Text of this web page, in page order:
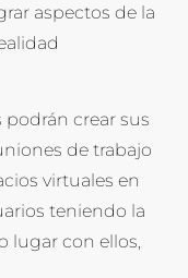
aspectos de la
podrán crear sus
de trabajo
virtuales en
teniendo la
lugar con ellos,